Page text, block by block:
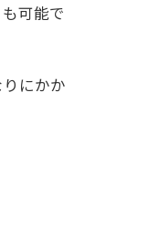
可能で
にかか